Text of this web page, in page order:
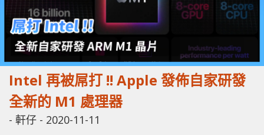
Intel 再被屌打 !! Apple 發佈自家研發
全新的 M1 處理器
- 軒仔 - 2020-11-11